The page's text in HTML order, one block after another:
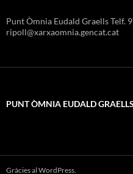
Punt Òmnia Eudald Graells Telf.
ripoll@xarxaomnia.gencat.cat
PUNT ÒMNIA EUDALD
Gràcies al WordPress.